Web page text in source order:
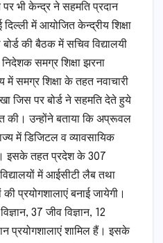
भी केन्द्र ने सहमति प्रदान
में आयोजित केन्द्रीय शिक्षा
की बैठक में सचिव विद्यालयी
निदेशक समग्र शिक्षा झरना
में समग्र शिक्षा के तहत नवाचारी
जिस पर बोर्ड ने सहमति देते हुये
की। उन्होंने बताया कि अप्रूवल
में डिजिटल व व्यावसायिक
इसके तहत प्रदेश के 307
में आईसीटी लैब तथा
की प्रयोगशालाएं बनाई जायेगी।
37 जीव विज्ञान, 12
प्रयोगशालाएं शामिल हैं। इसके